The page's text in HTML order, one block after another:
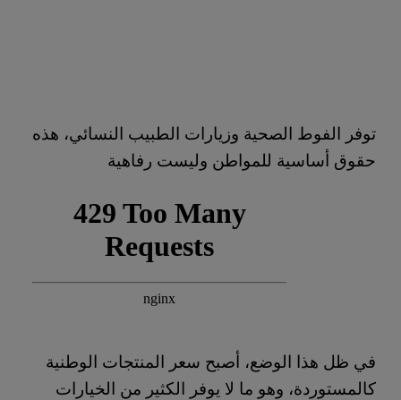
توفر الفوط الصحية وزيارات الطبيب النسائي، هذه
حقوق أساسية للمواطن وليست رفاهية
في ظل هذا الوضع، أصبح سعر المنتجات الوطنية
كالمستوردة، وهو ما لا يوفر الكثير من الخيارات